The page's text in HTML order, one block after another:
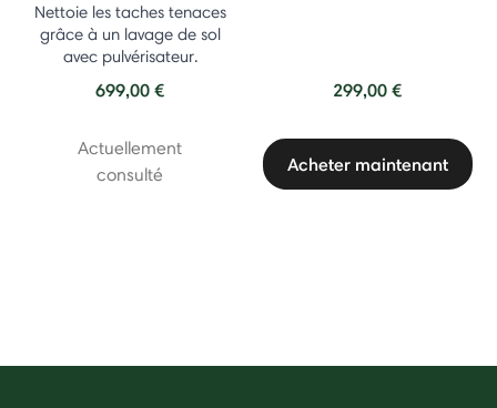
Nettoie les taches tenaces
grâce à un lavage de sol
avec pulvérisateur.
699,00 €
Actuellement
consulté
299,00 €
Acheter maintenant